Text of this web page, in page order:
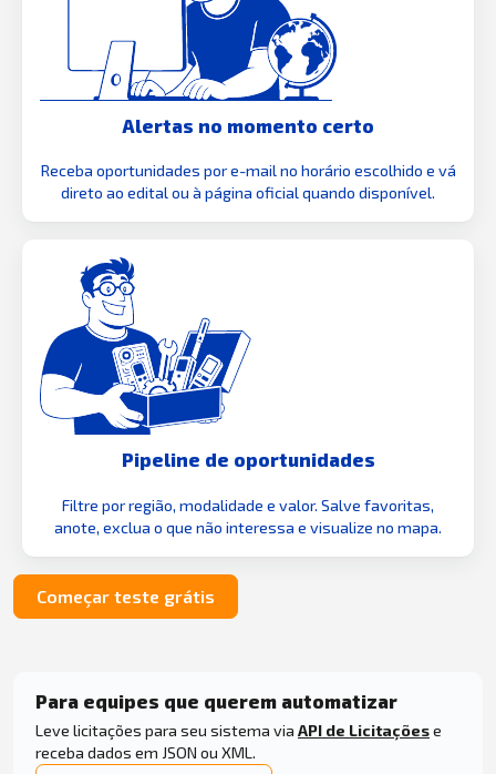
Alertas no momento certo
Receba oportunidades por e-mail no horário escolhido e vá
direto ao edital ou à página oficial quando disponível.
Pipeline de oportunidades
Filtre por região, modalidade e valor. Salve favoritas,
anote, exclua o que não interessa e visualize no mapa.
Começar teste grátis
Para equipes que querem automatizar
Leve licitações para seu sistema via API de Licitaçõese
receba dados em JSON ou XML.